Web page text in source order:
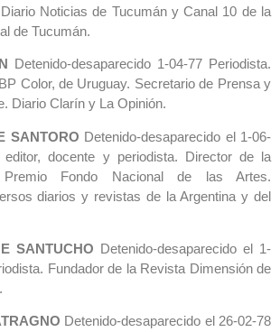
Noticias de Tucumán y Canal 10 de la
de Tucumán.
Detenido-desaparecido 1-04-77 Periodista.
Color, de Uruguay. Secretario de Prensa y
Diario Clarín y La Opinión.
SANTORO Detenido-desaparecido el 1-06-
docente y periodista. Director de la
Premio Fondo Nacional de las Artes.
diarios y revistas de la Argentina y del
SANTUCHO Detenido-desaparecido el 1-
Fundador de la Revista Dimensión de
Detenido-desaparecido el 26-02-78